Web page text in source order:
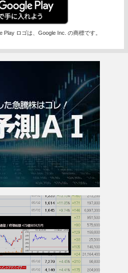
Play ロゴは、Google Inc. の商標です。